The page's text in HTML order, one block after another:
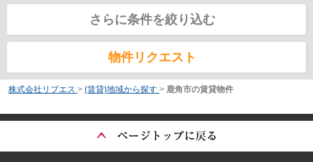
さらに条件を絞り込む
物件リクエスト
株式会社リブエス > (賃貸)地域から探す > 鹿角市の賃貸物件